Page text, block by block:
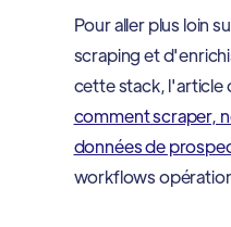
Pour aller plus loin
scraping et
cette stack, l'article
comment scraper,
données de
workflows